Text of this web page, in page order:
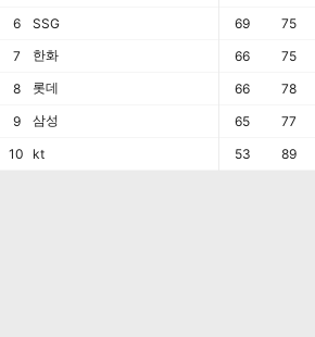
6
SSG
7
한화
8 롯데
9 삼성
10 kt
69
75
66
75
66
78
65
77
53
89